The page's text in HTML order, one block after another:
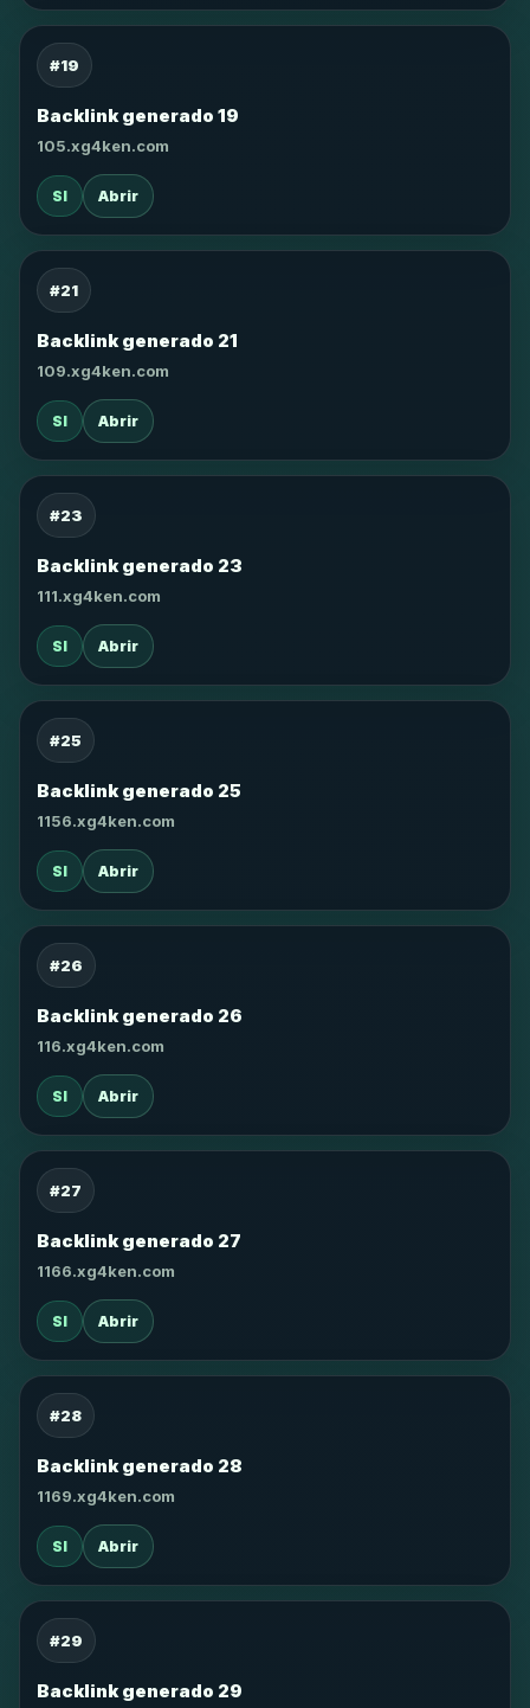
#19
Backlink generado 19
105.xg4ken.com
SI Abrir
#21
Backlink generado 21
109.xg4ken.com
SI Abrir
#23
Backlink generado 23
111.xg4ken.com
SI Abrir
#25
Backlink generado 25
1156.xg4ken.com
SI Abrir
#26
Backlink generado 26
116.xg4ken.com
SI Abrir
#27
Backlink generado 27
1166.xg4ken.com
SI Abrir
#28
Backlink generado 28
1169.xg4ken.com
SI Abrir
#29
Backlink generado 29